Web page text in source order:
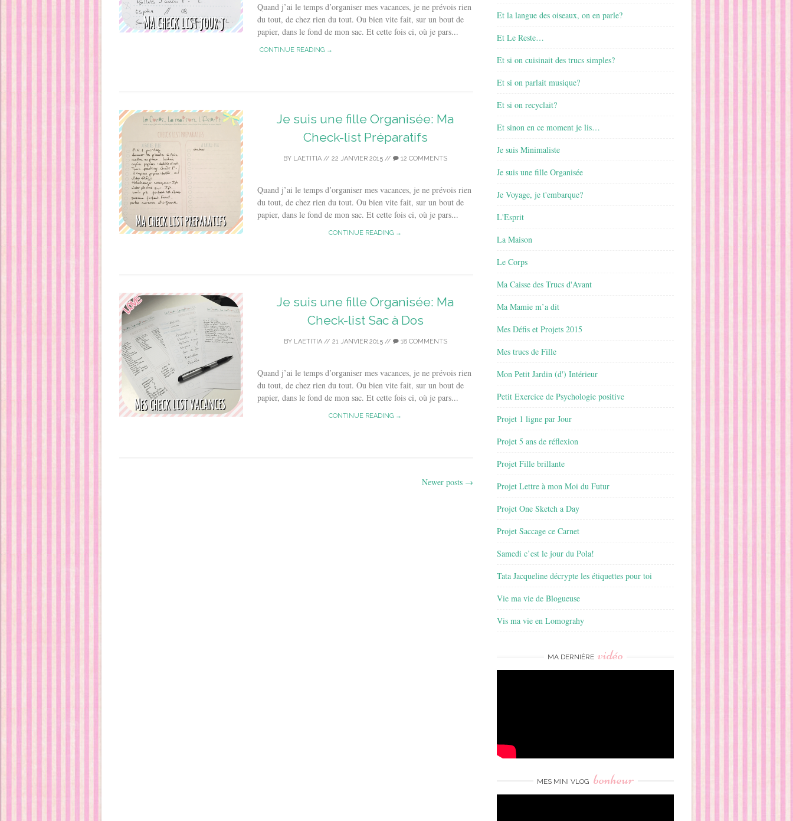
Quand j’ai le temps d’organiser mes vacances, je ne prévois rien
du tout, de chez rien du tout. Ou bien vite fait, sur un bout de
papier, dans le fond de mon sac. Et cette fois ci, où je pars...
CONTINUE READING →
Je suis une fille Organisée: Ma
Check-list Préparatifs
BY LAETITIA // 22 JANVIER 2015 // 12 COMMENTS
Quand j’ai le temps d’organiser mes vacances, je ne prévois rien
du tout, de chez rien du tout. Ou bien vite fait, sur un bout de
papier, dans le fond de mon sac. Et cette fois ci, où je pars...
CONTINUE READING →
Je suis une fille Organisée: Ma
Check-list Sac à Dos
BY LAETITIA// 21 JANVIER 2015// 18 COMMENTS
Quand j’ai le temps d’organiser mes vacances, je ne prévois rien
du tout, de chez rien du tout. Ou bien vite fait, sur un bout de
papier, dans le fond de mon sac. Et cette fois ci, où je pars...
CONTINUE READING →
Newer posts →
Et la langue des oiseaux, on en parle?
Et Le Reste…
Et si on cuisinait des trucs simples?
Et si on parlait musique?
Et si on recyclait?
Et sinon en ce moment je lis…
Je suis Minimaliste
Je suis une fille Organisée
Je Voyage, je t'embarque?
L'Esprit
La Maison
Le Corps
Ma Caisse des Trucs d'Avant
Ma Mamie m’a dit
Mes Défis et Projets 2015
Mes trucs de Fille
Mon Petit Jardin (d') Intérieur
Petit Exercice de Psychologie positive
Projet 1 ligne par Jour
Projet 5 ans de réflexion
Projet Fille brillante
Projet Lettre à mon Moi du Futur
Projet One Sketch a Day
Projet Saccage ce Carnet
Samedi c’est le jour du Pola!
Tata Jacqueline décrypte les étiquettes pour toi
Vie ma vie de Blogueuse
Vis ma vie en Lomograhy
MA DERNIÈRE vidéo
MES MINI VLOG bonheur